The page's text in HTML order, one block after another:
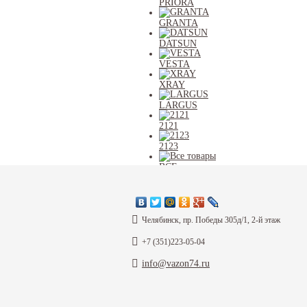
GRANTA
DATSUN
VESTA
XRAY
LARGUS
2121
2123
ВСЕ
Каталог
Информация
Челябинск, пр. Победы 305д/1, 2-й этаж
+7 (351)223-05-04
info@vazon74.ru